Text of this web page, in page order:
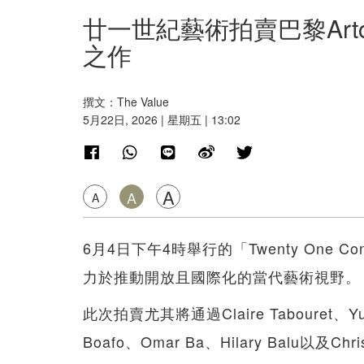
廿一世紀藝術拍賣巴黎
之作
撰文：The Value
5月22日, 2026 | 星期五 | 13:02
A A A
6月4日下午4時舉行的「Twenty One
力於推動開放且國際化的當代藝術視野。
此次拍賣尤其將通過Claire Tabouret、
Boafo、Omar Ba、Hilary Balu以及